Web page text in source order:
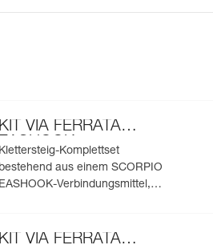
KIT VIA FERRATA
EASHOOK
Klettersteig-Komplettset
bestehend aus einem SCORPIO
EASHOOK-Verbindungsmittel,
KIT VIA FERRATA